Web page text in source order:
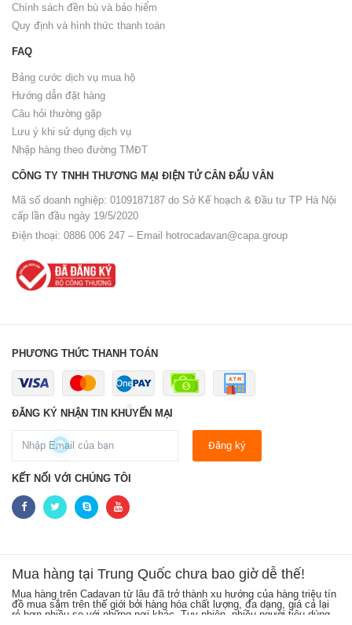
LIÊN HỆ NGAY
Chính sách đền bù và bảo hiểm
Quy định và hình thức thanh toán
FAQ
Bảng cước dịch vụ mua hộ
Hướng dẫn đặt hàng
Câu hỏi thường gặp
Lưu ý khi sử dụng dịch vụ
Nhập hàng theo đường TMĐT
CÔNG TY TNHH THƯƠNG MẠI ĐIỆN TỬ CÂN ĐẨU VÂN
Mã số doanh nghiệp: 0109187187 do Sở Kế hoạch & Đầu tư TP Hà Nội
cấp lần đầu ngày 19/5/2020
Điện thoại: 0886 006 247 – Email
hotrocadavan@capa.group
PHƯƠNG THỨC THANH TOÁN
ĐĂNG KÝ NHẬN TIN KHUYẾN MẠI
Đăng ký
KẾT NỐI VỚI CHÚNG TÔI
Mua hàng tại Trung Quốc chưa bao giờ dễ thế!
Mua hàng trên Cadavan từ lâu đã trở thành xu hướng của hàng triệu tín
đồ mua sắm trên thế giới bởi hàng hóa chất lượng, đa dạng, giá cả lại
rẻ hơn nhiều so với những nơi khác. Tuy nhiên, nhiều người tiêu dùng